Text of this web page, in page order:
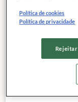
Tamanho da tela:
Memória interna
Sim
Outras
Política de cookies
Política de privacidade
Rejeitar